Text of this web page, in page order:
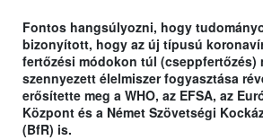
Fontos hangsúlyozni, hogy
bizonyított, hogy az új típusú
fertőzési módokon túl (cseppfertőzés)
szennyezett élelmiszer fogyasztása
erősítette meg a WHO, az EFSA, az
Központ és a Német Szövetségi
(BfR) is.